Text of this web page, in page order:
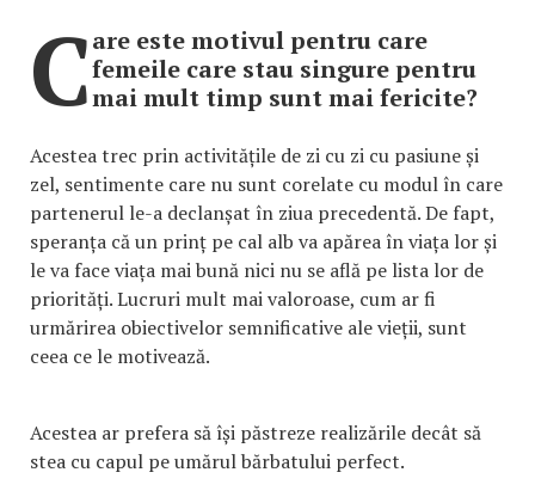
Care este motivul pentru care
femeile care stau singure pentru
mai mult timp sunt mai fericite?
Acestea trec prin activitățile de zi cu zi cu pasiune și
zel, sentimente care nu sunt corelate cu modul în care
partenerul le-a declanșat în ziua precedentă. De fapt,
speranța că un prinț pe cal alb va apărea în viața lor și
le va face viața mai bună nici nu se află pe lista lor de
priorități. Lucruri mult mai valoroase, cum ar fi
urmărirea obiectivelor semnificative ale vieții, sunt
ceea ce le motivează.
Acestea ar prefera să își păstreze realizările decât să
stea cu capul pe umărul bărbatului perfect.